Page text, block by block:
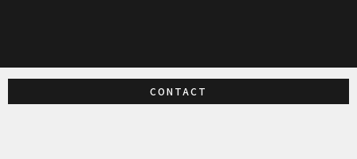
CONTACT